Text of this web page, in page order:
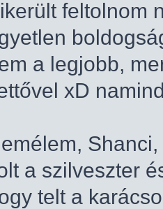
feltolnom
a legjobb,
xD
a szilveszter
telt a